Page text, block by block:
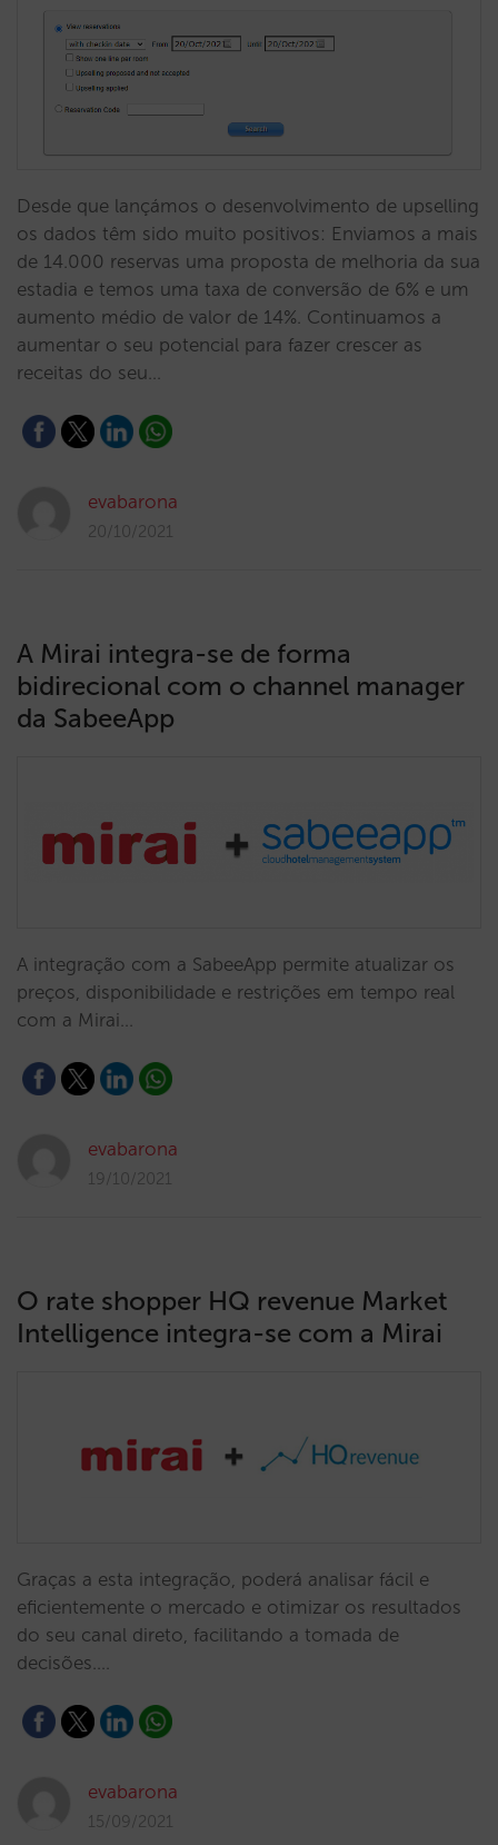
Desde que lançámos o desenvolvimento de upselling
os dados têm sido muito positivos: Enviamos a mais
de 14.000 reservas uma proposta de melhoria da sua
estadia e temos uma taxa de conversão de 6% e um
aumento médio de valor de 14%. Continuamos a
aumentar o seu potencial para fazer crescer as
receitas do seu…
evabarona
20/10/2021
A Mirai integra-se de forma
bidirecional com o channel manager
da SabeeApp
A integração com a SabeeApp permite atualizar os
preços, disponibilidade e restrições em tempo real
com a Mirai…
evabarona
19/10/2021
O rate shopper HQ revenue Market
Intelligence integra-se com a Mirai
Graças a esta integração, poderá analisar fácil e
eficientemente o mercado e otimizar os resultados
do seu canal direto, facilitando a tomada de
decisões.…
evabarona
15/09/2021